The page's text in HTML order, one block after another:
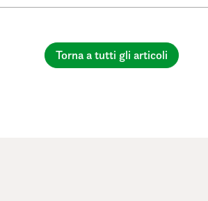
Torna a tutti gli articoli